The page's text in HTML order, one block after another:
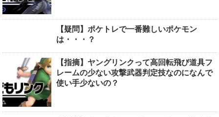
【疑問】ポケトレで一番難しいポケモン
は・・・？
【指摘】ヤングリンクって高回転飛び道具フ
レームの少ない攻撃武器判定技なのになんで
使い手少ないの？